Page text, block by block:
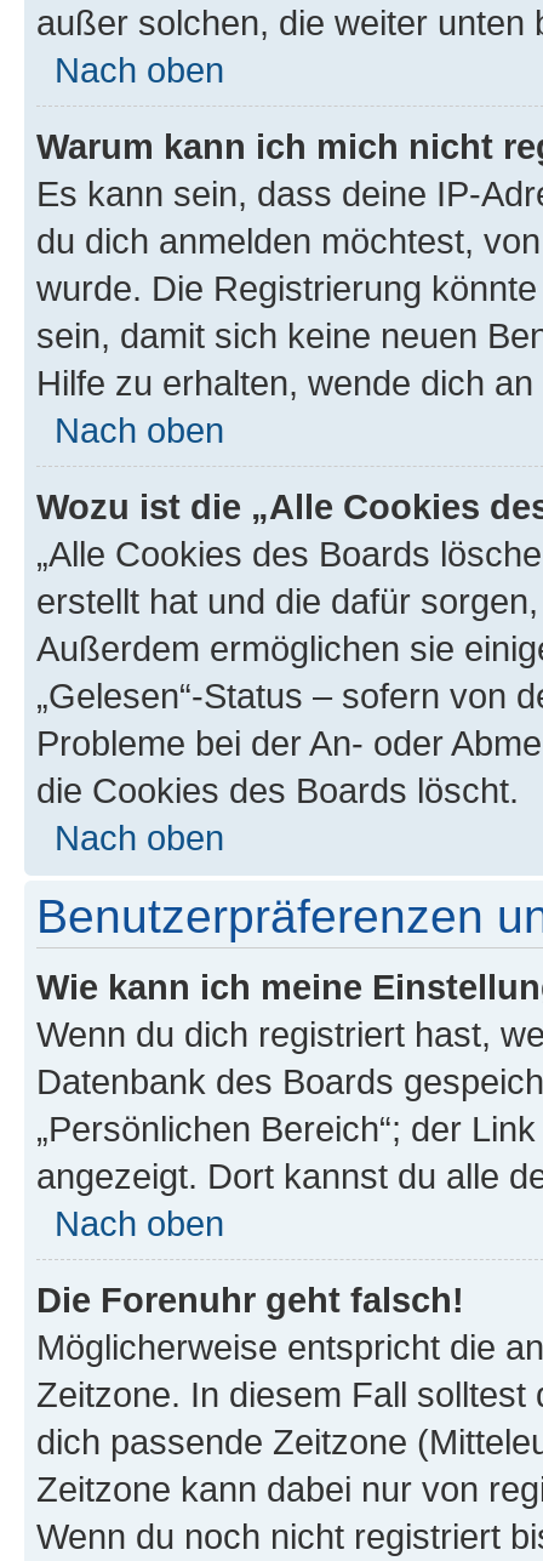
außer solchen, die weiter unten
Nach oben
Warum kann ich mich nicht
Es kann sein, dass deine IP-
du dich anmelden möchtest,
wurde. Die Registrierung
sein, damit sich keine neuen
Hilfe zu erhalten, wende dich
Nach oben
Wozu ist die „Alle Cookies
„Alle Cookies des Boards
erstellt hat und die dafür
Außerdem ermöglichen sie
„Gelesen“-Status – sofern von
Probleme bei der An- oder
die Cookies des Boards löscht.
Nach oben
Benutzerpräferenzen
Wie kann ich meine
Wenn du dich registriert hast,
Datenbank des Boards
„Persönlichen Bereich“; der
angezeigt. Dort kannst du alle
Nach oben
Die Forenuhr geht falsch!
Möglicherweise entspricht die
Zeitzone. In diesem Fall solltest
dich passende Zeitzone
Zeitzone kann dabei nur von
Wenn du noch nicht registriert